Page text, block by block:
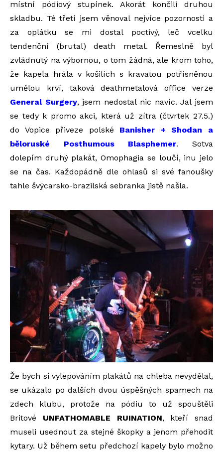
místní pódiový stupínek. Akorát končili druhou
skladbu. Té třetí jsem věnoval nejvíce pozornosti a
za oplátku se mi dostal poctivý, leč vcelku
tendenční (brutal) death metal. Řemeslně byl
zvládnutý na výbornou, o tom žádná, ale krom toho,
že kapela hrála v košilích s kravatou potřísněnou
umělou krví, taková deathmetalová office verze
General Surgery, jsem nedostal nic navíc. Jal jsem
se tedy k promo akci, která už zítra (čtvrtek 27.5.)
do Vopice přiveze polské Banisher + Shodan a
běloruské Posthumous Blasphemer. Sotva
dolepím druhý plakát, Omophagia se loučí, inu jelo
se na čas. Každopádně dle ohlasů si své fanoušky
tahle švýcarsko-brazilská sebranka jistě našla.
Že bych si vylepováním plakátů na chleba nevydělal,
se ukázalo po dalších dvou úspěšných spamech na
zdech klubu, protože na pódiu to už spouštěli
Britové UNFATHOMABLE RUINATION, kteří snad
museli usednout za stejné škopky a jenom přehodit
kytary. Už během setu předchozí kapely bylo možno